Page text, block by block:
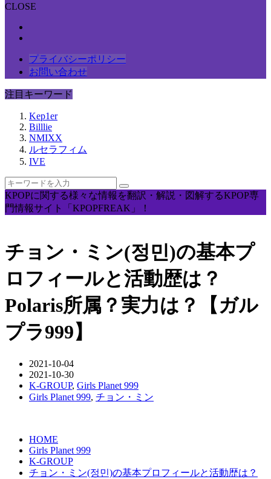
CLOSE
プライバシーポリシー
お問い合わせ
注目キーワード
Kep1er
Billlie
NMIXX
ルセラフィム
IVE
KPOPに関する様々な情報を翻訳・解説・図解するKPOP専
門情報サイト「KPOPFREAK」！
チョン・ミン(정민)の基本プ
ロフィールと活動歴は？
Polaris所属？実力は？【ガル
プラ999】
2021-10-04
2021-10-30
K-GROUP, Girls Planet 999
Girls Planet 999, チョン・ミン
HOME
Girls Planet 999
K-GROUP
チョン・ミン(정민)の基本プロフィールと活動歴は？